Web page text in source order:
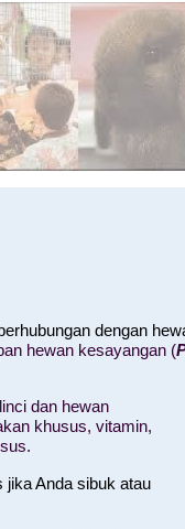
dengan
hewan kesayangan (
dan hewan
khusus, vitamin,
jika Anda sibuk atau